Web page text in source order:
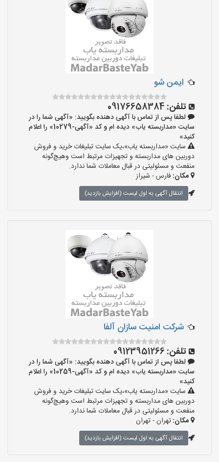
ایمن شو
تلفن: 09176658384
لطفا پس از تماس با آگهی دهنده بگویید: «آگهی شما را در
سایت «مداربسته یاب» دیده ام و کد «آگهی-10279» را اعلام
کنید»
سایت «مداربسته یاب»،یک سایت تبلیغات خرید و فروش
دوربین های مداربسته و تجهیزات مرتبط است وهیچ‌گونه
منفعت و مسئولیتی در قبال معاملات شما ندارد.
مکان: فارس - شیراز
انتقال آگهی به اول لیست (افزایش بازدید)
شرکت امنیت سازان آلفا
تلفن: 09123951266
لطفا پس از تماس با آگهی دهنده بگویید: «آگهی شما را در
سایت «مداربسته یاب» دیده ام و کد «آگهی-10259» را اعلام
کنید»
سایت «مداربسته یاب»،یک سایت تبلیغات خرید و فروش
دوربین های مداربسته و تجهیزات مرتبط است وهیچ‌گونه
منفعت و مسئولیتی در قبال معاملات شما ندارد.
مکان:تهران - تهران
انتقال آگهی به اول لیست (افزایش بازدید)